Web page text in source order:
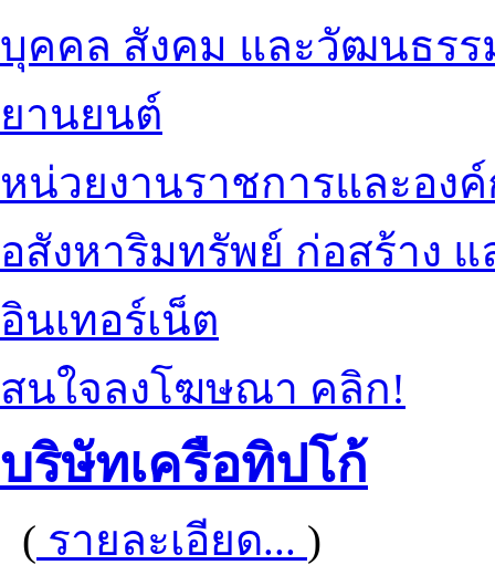
บุคคล สังคม และวัฒนธรร
ยานยนต์
หน่วยงานราชการและอง
อสังหาริมทรัพย์ ก่อสร้าง
อินเทอร์เน็ต
สนใจลงโฆษณา คลิก!
บริษัทเครือทิปโก้
( รายละเอียด... )